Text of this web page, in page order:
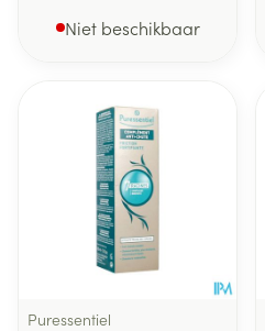
Niet beschikbaar
Puressentiel